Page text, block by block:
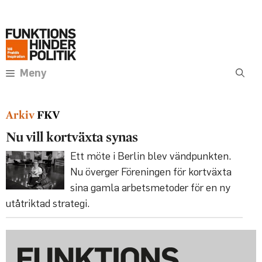
innehåll
Meny
FKV
Nu vill kortväxta synas
Ett möte i Berlin blev vändpunkten.
Nu överger Föreningen för kortväxta
sina gamla arbets­metoder för en ny
utåtriktad strategi.